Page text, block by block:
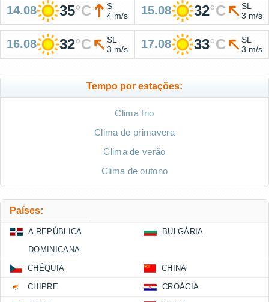
14.08 35°C
S
4 m/s
15.08 32°C
SL
3 m/s
16.08 32°C
SL
3 m/s
17.08 33°C
SL
3 m/s
Tempo por estações:
Clima frio
Clima de primavera
Clima de verão
Clima de outono
Países:
A REPÚBLICA
DOMINICANA
BULGÁRIA
CHÉQUIA CHINA
CHIPRE CROÁCIA